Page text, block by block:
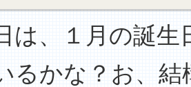
、１月の誕生
るかな？お、